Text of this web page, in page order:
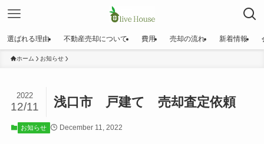
選ばれる理由 不動産売却について 費用 売却の流れ 新着情報
ホーム お知らせ
浅口市 戸建て 売却査定依頼
2022
12/11
お知らせ December 11, 2022